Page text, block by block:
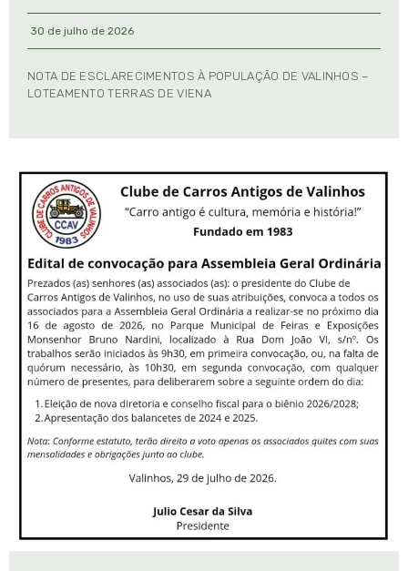
30 de julho de 2026
NOTA DE ESCLARECIMENTOS À POPULAÇÃO DE VALINHOS –
LOTEAMENTO TERRAS DE VIENA